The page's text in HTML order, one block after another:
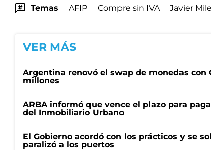
Temas AFIP Compre sin IVA Javier
VER MÁS
Argentina renovó el swap de monedas con
millones
ARBA informó que vence el plazo para
del Inmobiliario Urbano
El Gobierno acordó con los prácticos y se
paralizó a los puertos